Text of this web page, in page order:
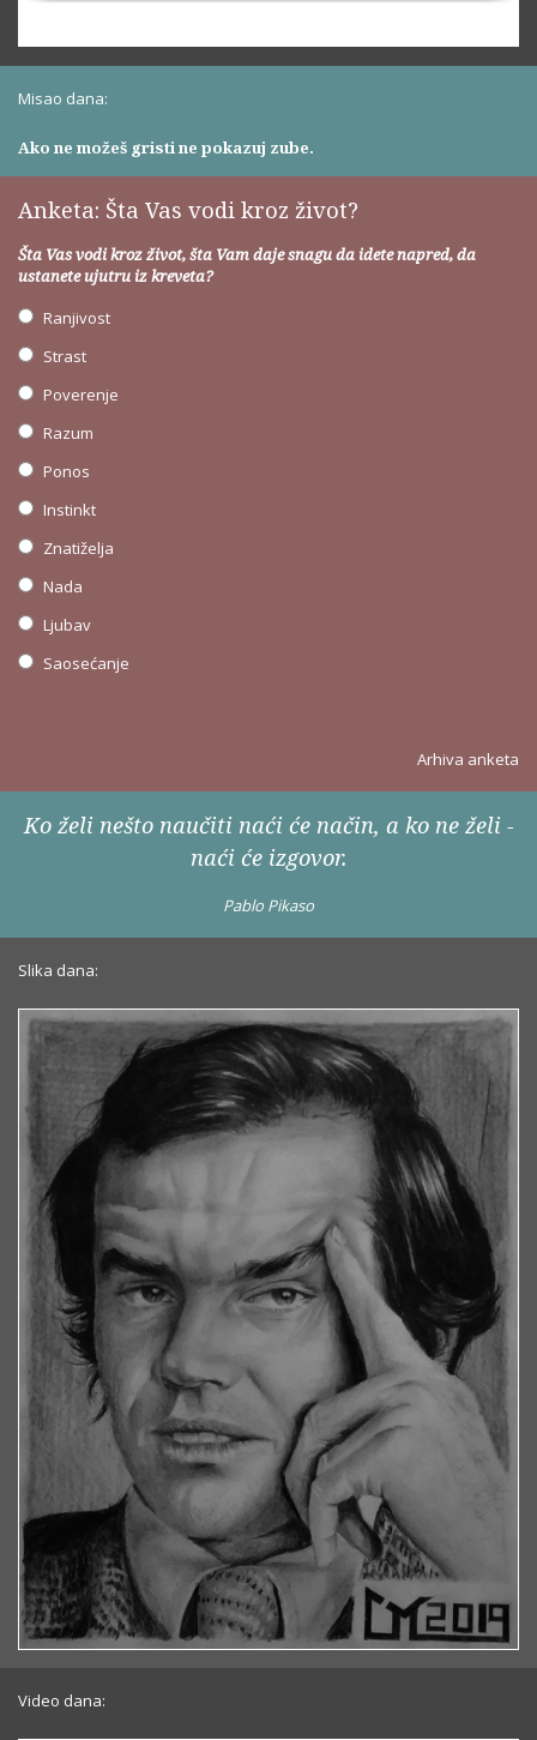
Misao dana:
Ako ne možeš gristi ne pokazuj zube.
Anketa: Šta Vas vodi kroz život?
Šta Vas vodi kroz život, šta Vam daje snagu da idete napred, da
ustanete ujutru iz kreveta?
Ranjivost
Strast
Poverenje
Razum
Ponos
Instinkt
Znatiželja
Nada
Ljubav
Saosećanje
Arhiva anketa
Ko želi nešto naučiti naći će način, a ko ne želi -
naći će izgovor.
Pablo Pikaso
Slika dana:
Video dana: